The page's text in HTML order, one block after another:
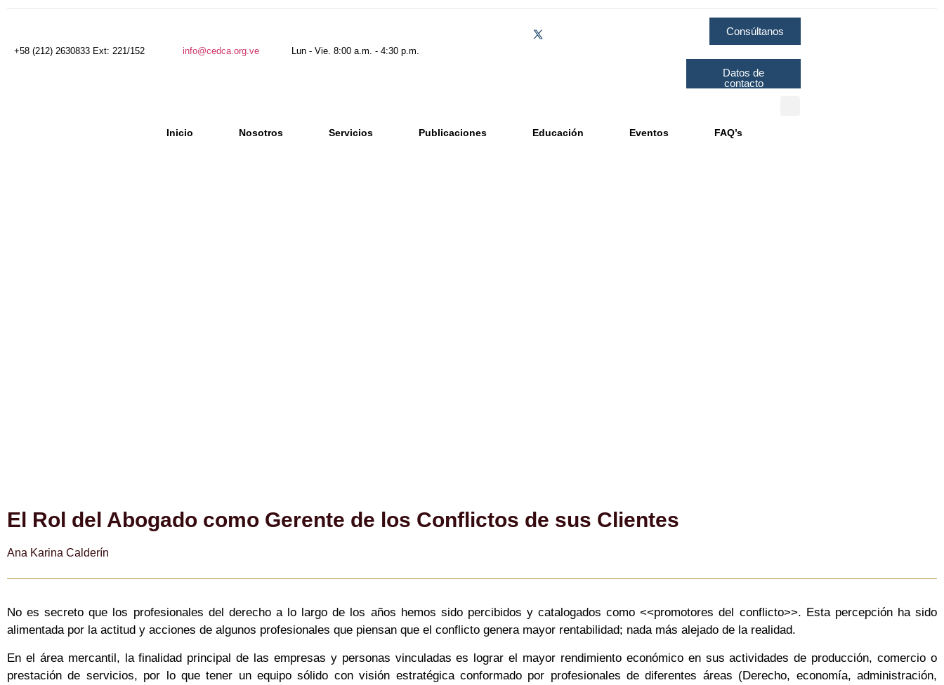
+58 (212) 2630833 Ext: 221/152 info@cedca.org.ve Lun - Vie. 8:00 a.m. - 4:30 p.m.
Consúltanos
Datos de
contacto
Inicio Nosotros Servicios Publicaciones Educación Eventos FAQ’s
El Rol del Abogado como Gerente de los Conflictos de sus Clientes
Ana Karina Calderín
No es secreto que los profesionales del derecho a lo largo de los años hemos sido percibidos y catalogados como <<promotores del conflicto>>. Esta percepción ha sido
alimentada por la actitud y acciones de algunos profesionales que piensan que el conflicto genera mayor rentabilidad; nada más alejado de la realidad.
En el área mercantil, la finalidad principal de las empresas y personas vinculadas es lograr el mayor rendimiento económico en sus actividades de producción, comercio o
prestación de servicios, por lo que tener un equipo sólido con visión estratégica conformado por profesionales de diferentes áreas (Derecho, economía, administración,